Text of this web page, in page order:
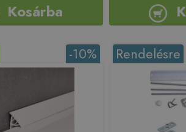
Kosárba
-10% Rendelésre